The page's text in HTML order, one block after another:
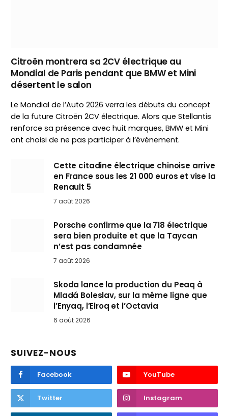
Citroën montrera sa 2CV électrique au
Mondial de Paris pendant que BMW et Mini
désertent le salon
Le Mondial de l’Auto 2026 verra les débuts du concept
de la future Citroën 2CV électrique. Alors que Stellantis
renforce sa présence avec huit marques, BMW et Mini
ont choisi de ne pas participer à l’événement.
Cette citadine électrique chinoise arrive
en France sous les 21 000 euros et vise la
Renault 5
7 août 2026
Porsche confirme que la 718 électrique
sera bien produite et que la Taycan
n’est pas condamnée
7 août 2026
Skoda lance la production du Peaq à
Mladá Boleslav, sur la même ligne que
l’Enyaq, l’Elroq et l’Octavia
6 août 2026
SUIVEZ-NOUS
Facebook YouTube
Twitter Instagram